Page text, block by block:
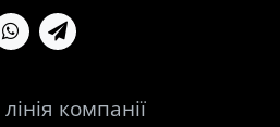
компанії